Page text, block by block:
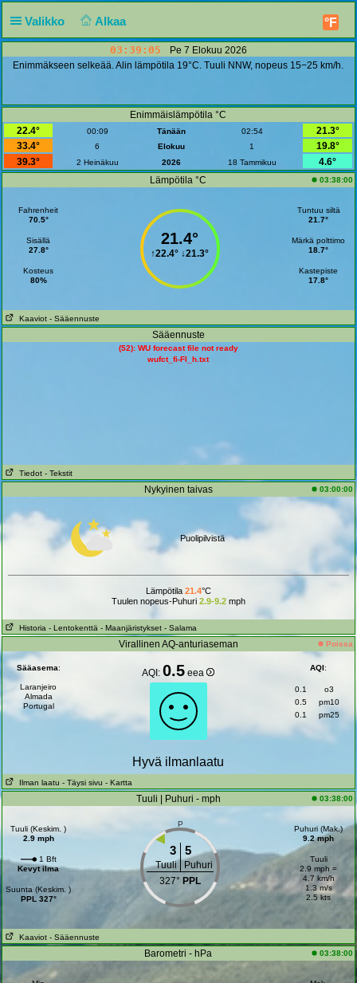
Valikko Alkaa °F
03:39:05
Pe 7 Elokuu 2026
Enimmäkseen selkeää. Alin lämpötila 19°C. Tuuli NNW, nopeus 15−25 km/h.
Enimmäislämpötila °C
22.4°
00:09 Tänään 02:54
21.3°
33.4°
6 Elokuu 1
19.8°
39.3°
2 Heinäkuu 2026 18 Tammikuu
4.6°
Lämpötila °C
03:38:00
Fahrenheit
70.5°
Sisällä
27.8°
Kosteus
80%
21.4°
↑22.4° ↓21.3°
Tuntuu siltä
21.7°
Märkä polttimo
18.7°
Kastepiste
17.8°
Kaaviot - Sääennuste
Sääennuste
(52): WU forecast file not ready
wufct_fi-FI_h.txt
Tiedot - Tekstit
Nykyinen taivas 03:00:00
Puolipilvistä
Lämpötila 21.4°C
Tuulen nopeus-Puhuri 2.9-9.2mph
Historia - Lentokenttä - Maanjäristykset - Salama
Virallinen AQ-anturiaseman Poissa
Sääasema:
Laranjeiro
Almada
Portugal
AQI:0.5 eea AQI:
0.1
o3
0.5
pm10
0.1
pm25
Hyvä ilmanlaatu
Ilman laatu - Täysi sivu - Kartta
Tuuli | Puhuri - mph 03:38:00
Tuuli (Keskim. )
2.9 mph
1 Bft
Kevyt ilma
Suunta (Keskim. )
PPL 327°
P
3 5
Tuuli
Puhuri
327° PPL
Puhuri (Mak.)
9.2 mph
Tuuli
2.9 mph =
4.7 km/h
1.3 m/s
2.5 kts
Kaaviot - Sääennuste
Barometri - hPa 03:38:00